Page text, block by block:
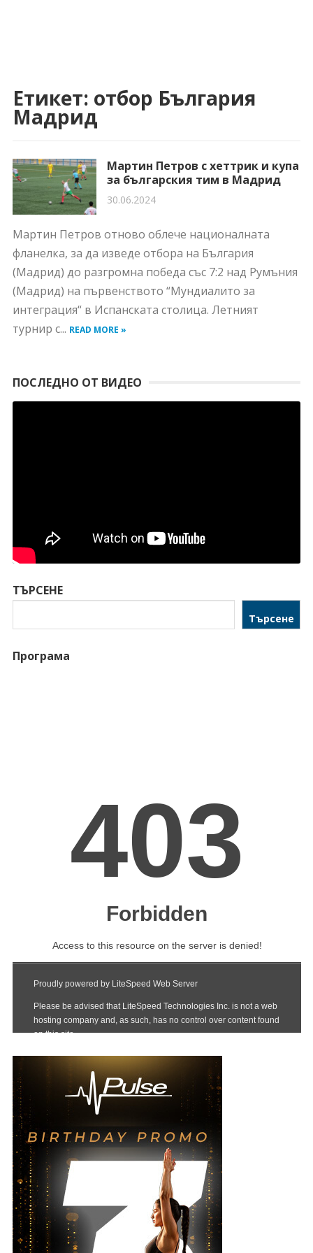
Етикет: отбор България
Мадрид
Мартин Петров с хеттрик и купа
за българския тим в Мадрид
30.06.2024
Мартин Петров отново облече националната
фланелка, за да изведе отбора на България
(Мадрид) до разгромна победа със 7:2 над Румъния
(Мадрид) на първенството “Мундиалито за
интеграция“ в Испанската столица. Летният
турнир с... READ MORE »
ПОСЛЕДНО ОТ ВИДЕО
ТЪРСЕНЕ
Търсене
Програма